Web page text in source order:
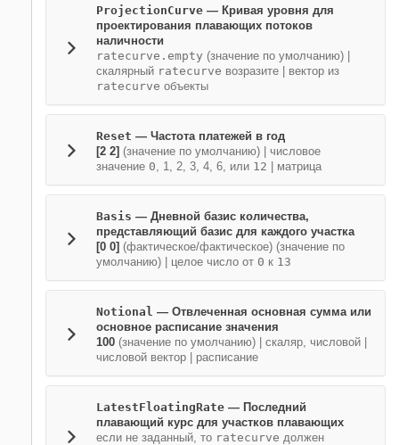
ProjectionCurve — Кривая уровня для
проектирования плавающих потоков
наличности
ratecurve.empty (значение по умолчанию) |
скалярный ratecurve возразите
вектор из
ratecurve объекты
Reset — Частота платежей в год
[2 2] (значение по умолчанию) | числовое
значение 0, 1, 2, 3, 4, 6, или 12 матрица
Basis — Дневной базис количества,
представляющий базис для каждого участка
[0 0] (фактическое/фактическое) (значение по
умолчанию) | целое число от 0 к 13
Notional — Отвлеченная основная сумма или
основное расписание значения
100 (значение по умолчанию) | скаляр, числовой
числовой вектор
расписание
LatestFloatingRate — Последний
плавающий курс для участков плавающих
если не заданный, то ratecurve должен